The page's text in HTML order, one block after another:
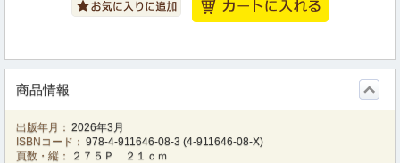
商品情報
出版年月： 2026年3月
ISBNコード： 978-4-911646-08-3 (4-911646-08-X)
頁数・縦：
２７５Ｐ ２１ｃｍ